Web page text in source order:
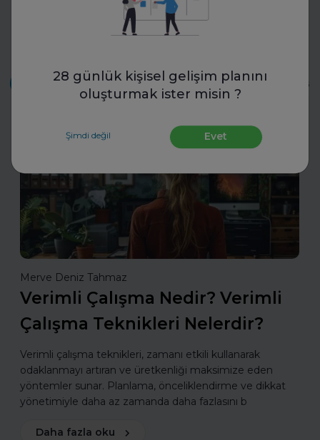
28 günlük kişisel gelişim planını
oluşturmak ister misin ?
Şimdi değil Evet
Tümü Career-advice CV Hazırla
Career-advice
Merve Deniz Tahmaz
Verimli Çalışma Nedir? Verimli
Çalışma Teknikleri Nelerdir?
Verimli çalışma teknikleri, zamanı etkili kullanarak
odaklanmayı artıran ve üretkenliği maksimize eden
yöntemler sunar. Planlama, önceliklendirme ve dikkat
yönetimiyle daha az zamanda daha fazlasını b
Daha fazla oku